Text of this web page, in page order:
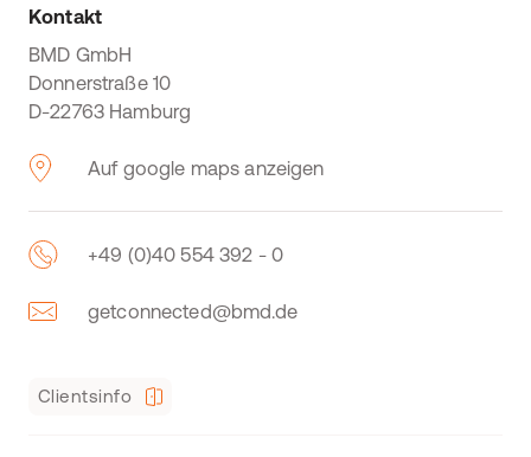
Kontakt
BMD GmbH
Donnerstraße 10
D-22763 Hamburg
Auf google maps anzeigen
+49 (0)40 554 392 - 0
getconnected@bmd.de
Clientsinfo